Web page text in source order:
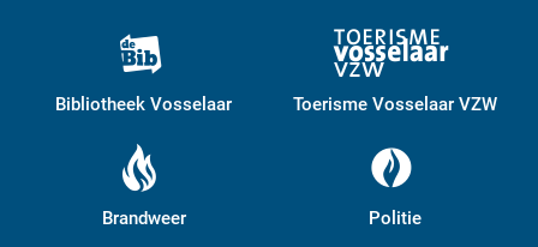
Bibliotheek Vosselaar Toerisme Vosselaar VZW
Brandweer Politie